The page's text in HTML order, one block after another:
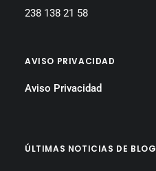
238 138 21 58
AVISO PRIVACIDAD
Aviso Privacidad
ÚLTIMAS NOTICIAS DE BLOG